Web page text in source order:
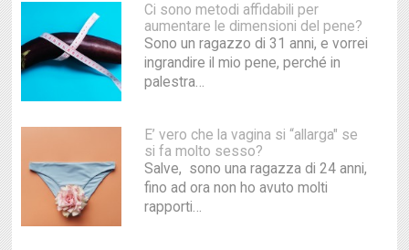
Ci sono metodi affidabili per
aumentare le dimensioni del pene?
Sono un ragazzo di 31 anni, e vorrei
ingrandire il mio pene, perché in
palestra…
E’ vero che la vagina si “allarga" se
si fa molto sesso?
Salve, sono una ragazza di 24 anni,
fino ad ora non ho avuto molti
rapporti…